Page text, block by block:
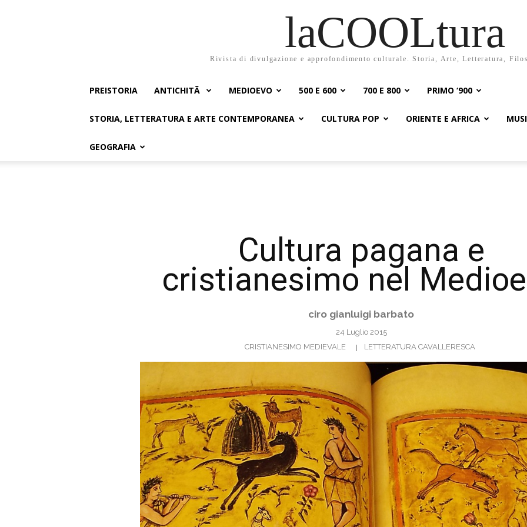
laCOOLtura
Rivista di divulgazione e approfondimento culturale. Storia, Arte, Letteratura,
PREISTORIA ANTICHITÃ MEDIOEVO 500 E 600 700 E 800 PRIMO ‘900
STORIA, LETTERATURA E ARTE CONTEMPORANEA CULTURA POP ORIENTE E AFRICA
GEOGRAFIA
Cultura pagana e
cristianesimo nel
ciro gianluigi barbato
24 Luglio 2015
CRISTIANESIMO MEDIEVALE
LETTERATURA CAVALLERESCA